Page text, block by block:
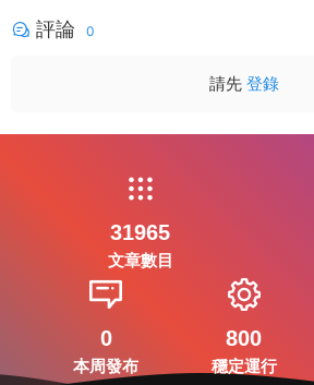
評論 0
請先 登錄
31965
文章數目
0
本周發布
800
穩定運行